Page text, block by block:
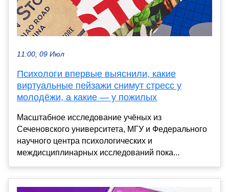
11:00, 09 Июл
Психологи впервые выяснили, какие
виртуальные пейзажи снимут стресс у
молодёжи, а какие — у пожилых
Масштабное исследование учёных из
Сеченовского университета, МГУ и Федерального
научного центра психологических и
междисциплинарных исследований пока...